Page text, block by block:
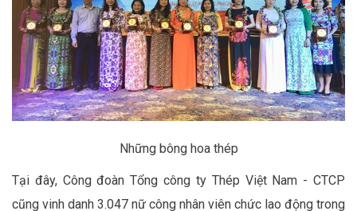
Những bông hoa thép
Tại đây, Công đoàn Tổng công ty Thép Việt Nam - CTCP
cũng vinh danh 3.047 nữ công nhân viên chức lao động trong